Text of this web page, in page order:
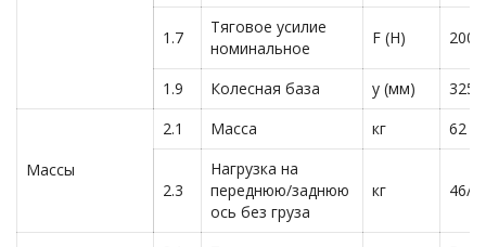
1.7
Тяговое усилие
номинальное
F (Н) 200
1.9 Колесная база y (мм) 325
Массы
2.1 Масса кг 62
2.3
Нагрузка на
переднюю/заднюю
ось без груза
кг 46/